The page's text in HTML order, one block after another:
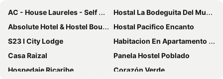
AC - House Laureles - Self Checking
Hostal La Bodeguita Del Mundo Laureles
Absolute Hotel & Hostel Boutique
Hostal Pacifico Encanto
S23 I City Lodge
Habitacion En Apartamento Cerca A Parque De Bello Antioquia
Casa Raizal
Panela Hostel Poblado
Hospedaje Ricaribe
Corazón Verde